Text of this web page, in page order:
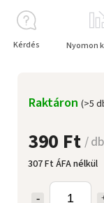
390 Ft / db
307 Ft ÁFA nélkül
Raktáron (>5
Kérdés Nyomon